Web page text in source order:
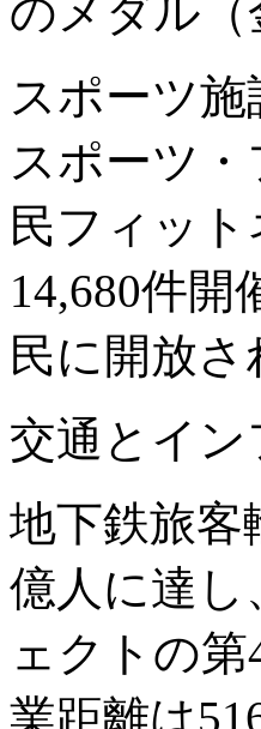
のメダル（
スポーツ
スポーツ
民フィッ
14,680件
民に開放さ
交通とイン
地下鉄旅客
億人に達し
ェクトの
業距離は